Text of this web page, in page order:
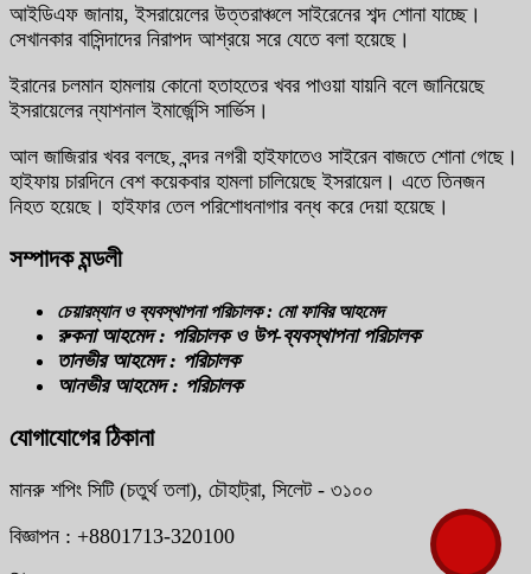
আইডিএফ জানায়, ইসরায়েলের উত্তরাঞ্চলে সাইরেনের শব্দ শোনা যাচ্ছে।
সেখানকার বাসিন্দাদের নিরাপদ আশ্রয়ে সরে যেতে বলা হয়েছে।
ইরানের চলমান হামলায় কোনো হতাহতের খবর পাওয়া যায়নি বলে জানিয়েছে
ইসরায়েলের ন্যাশনাল ইমার্জেন্সি সার্ভিস।
আল জাজিরার খবর বলছে, বন্দর নগরী হাইফাতেও সাইরেন বাজতে শোনা গেছে।
হাইফায় চারদিনে বেশ কয়েকবার হামলা চালিয়েছে ইসরায়েল। এতে তিনজন
নিহত হয়েছে। হাইফার তেল পরিশোধনাগার বন্ধ করে দেয়া হয়েছে।
সম্পাদক মন্ডলী
চেয়ারম্যান ও ব্যবস্থাপনা পরিচালক : মো ফাবির আহমেদ
রুকনা আহমেদ : পরিচালক ও উপ-ব্যবস্থাপনা পরিচালক
তানভীর আহমেদ : পরিচালক
আনভীর আহমেদ : পরিচালক
যোগাযোগের ঠিকানা
মানরু শপিং সিটি (চতুর্থ তলা), চৌহাট্রা, সিলেট - ৩১০০
বিজ্ঞাপন : +8801713-320100